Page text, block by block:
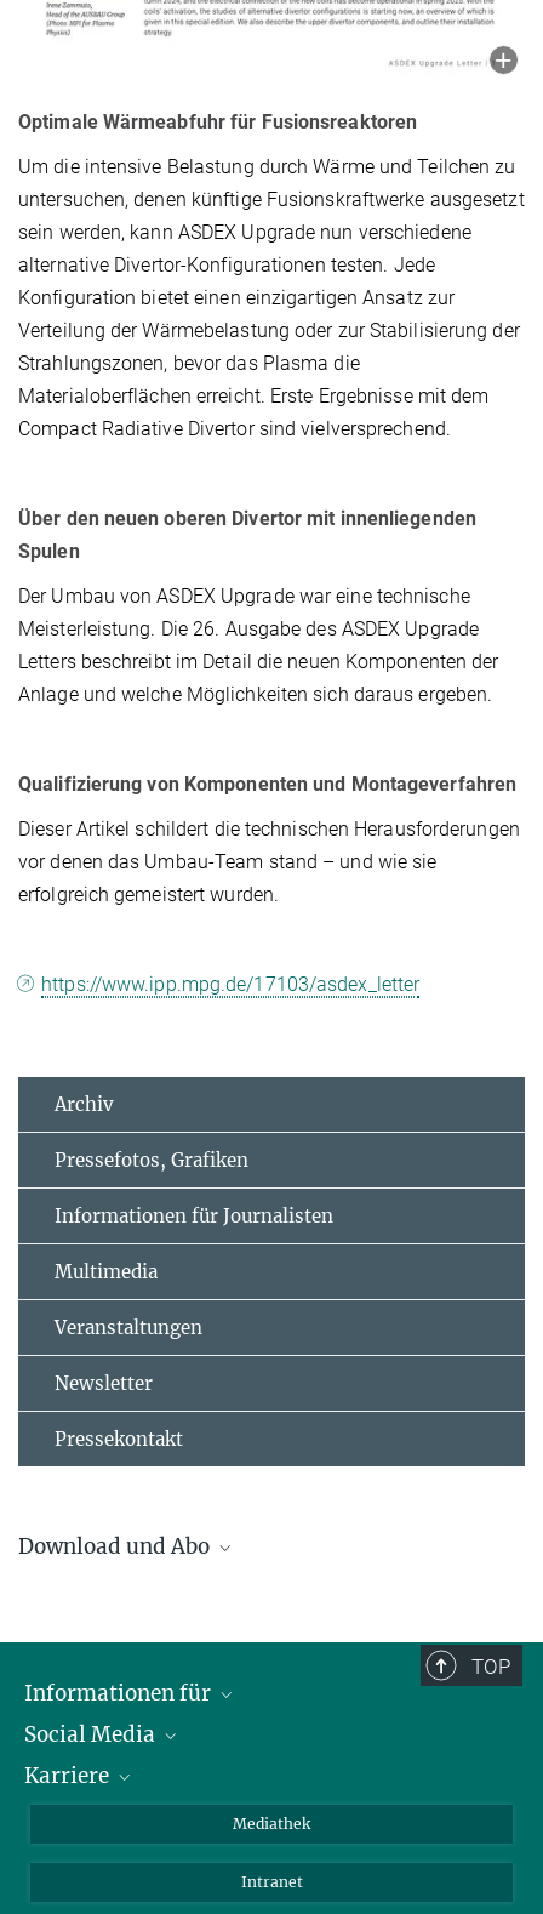
Optimale Wärmeabfuhr für Fusionsreaktoren
Um die intensive Belastung durch Wärme und Teilchen zu
untersuchen, denen künftige Fusionskraftwerke ausgesetzt
sein werden, kann ASDEX Upgrade nun verschiedene
alternative Divertor-Konfigurationen testen. Jede
Konfiguration bietet einen einzigartigen Ansatz zur
Verteilung der Wärmebelastung oder zur Stabilisierung der
Strahlungszonen, bevor das Plasma die
Materialoberflächen erreicht. Erste Ergebnisse mit dem
Compact Radiative Divertor sind vielversprechend.
Über den neuen oberen Divertor mit innenliegenden
Spulen
Der Umbau von ASDEX Upgrade war eine technische
Meisterleistung. Die 26. Ausgabe des ASDEX Upgrade
Letters beschreibt im Detail die neuen Komponenten der
Anlage und welche Möglichkeiten sich daraus ergeben.
Qualifizierung von Komponenten und Montageverfahren
Dieser Artikel schildert die technischen Herausforderungen
vor denen das Umbau-Team stand – und wie sie
erfolgreich gemeistert wurden.
https://www.ipp.mpg.de/17103/asdex_letter
Archiv
Pressefotos, Grafiken
Informationen für Journalisten
Multimedia
Veranstaltungen
Newsletter
Pressekontakt
Download und Abo
TOP
Informationen für
Journalisten
Schule
Social Media
LinkedIn
YouTube
Karriere
Mediathek
Intranet